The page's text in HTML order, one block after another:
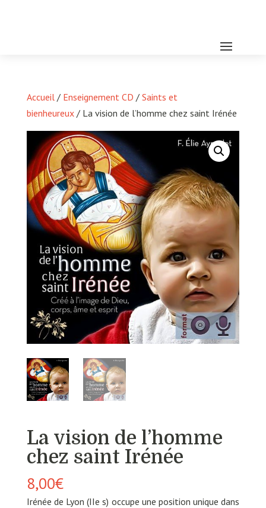
Accueil/ Enseignement CD / Saints et
bienheureux/ La vision de l’homme chez saint Irénée
La vision de l’homme
chez saint Irénée
8,00€
Irénée de Lyon (IIe s) occupe une position unique dans